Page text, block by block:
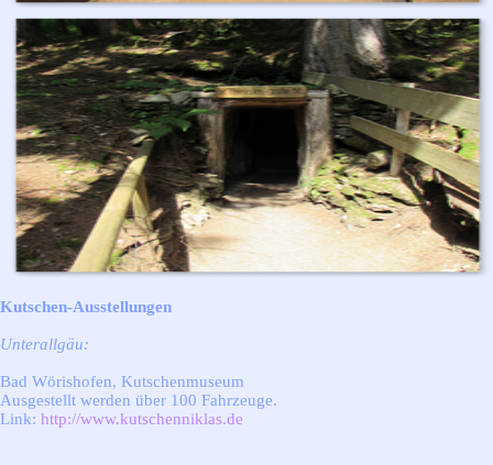
Kutschen-Ausstellungen
Unterallgäu:
Bad Wörishofen, Kutschenmuseum
Ausgestellt werden über 100 Fahrzeuge.
Link: http://www.kutschenniklas.de